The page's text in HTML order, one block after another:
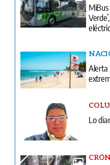
Alerta
Lo